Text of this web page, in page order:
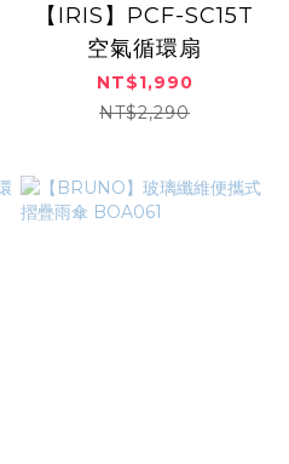
【IRIS】PCF-SC15T
空氣循環扇
NT$1,990
NT$2,290